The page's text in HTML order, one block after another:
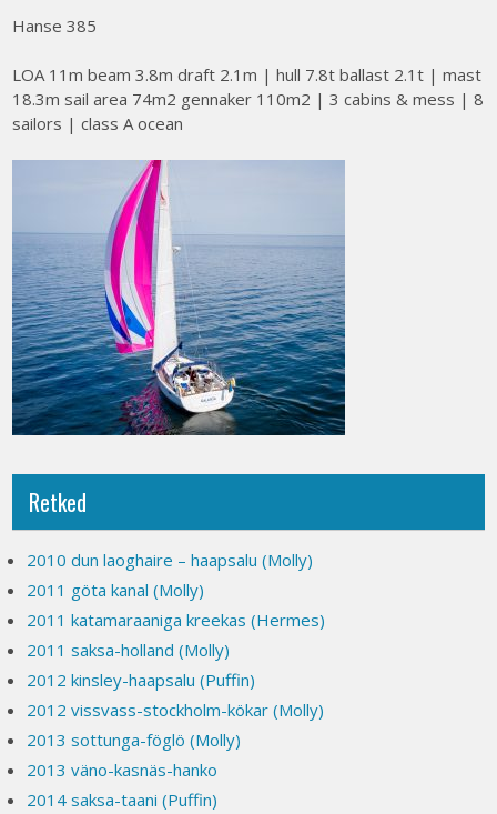
Hanse 385
LOA 11m beam 3.8m draft 2.1m | hull 7.8t ballast 2.1t | mast
18.3m sail area 74m2 gennaker 110m2 | 3 cabins & mess | 8
sailors | class A ocean
Retked
2010 dun laoghaire – haapsalu (Molly)
2011 göta kanal (Molly)
2011 katamaraaniga kreekas (Hermes)
2011 saksa-holland (Molly)
2012 kinsley-haapsalu (Puffin)
2012 vissvass-stockholm-kökar (Molly)
2013 sottunga-föglö (Molly)
2013 väno-kasnäs-hanko
2014 saksa-taani (Puffin)